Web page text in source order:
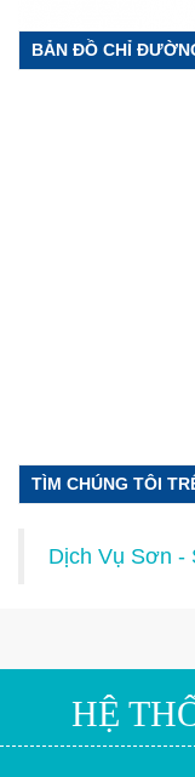
BẢN ĐỒ CHỈ
TÌM CHÚNG TÔI
Dịch Vụ Sơn -
HỆ